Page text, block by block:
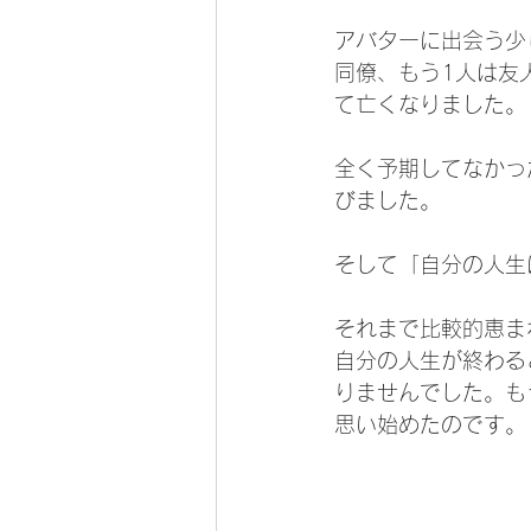
アバターに出会う
同僚、もう1人は友
て亡くなりました。
全く予期してなか
びました。
そして「自分の人
それまで比較的恵
自分の人生が終わ
りませんでした。
思い始めたのです。